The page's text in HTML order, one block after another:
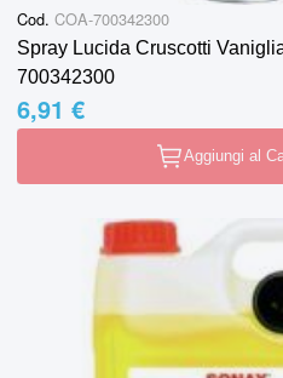
Cod. COA-700342300
Spray Lucida Cruscotti
700342300
6,91 €
Aggiungi al